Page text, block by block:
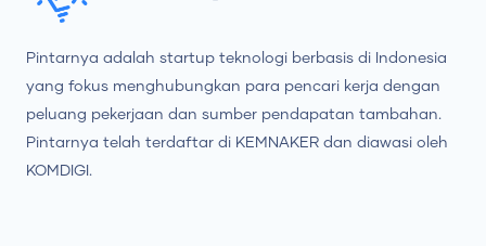
Pintarnya adalah startup teknologi berbasis di Indonesia
yang fokus menghubungkan para pencari kerja dengan
peluang pekerjaan dan sumber pendapatan tambahan.
Pintarnya telah terdaftar di KEMNAKER dan diawasi oleh
KOMDIGI.